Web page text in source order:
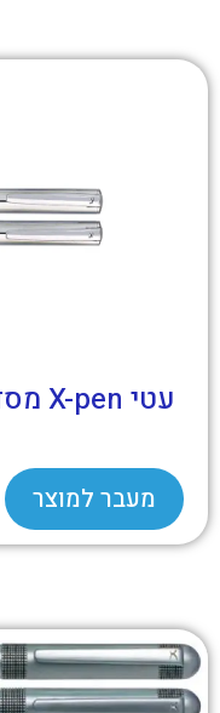
עטי X-pen מסדרת Paradise Leather
מעבר למוצר